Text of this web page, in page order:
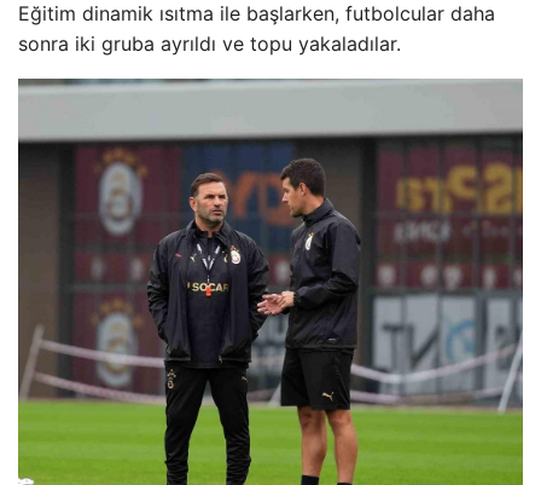
Eğitim dinamik ısıtma ile başlarken, futbolcular daha
sonra iki gruba ayrıldı ve topu yakaladılar.